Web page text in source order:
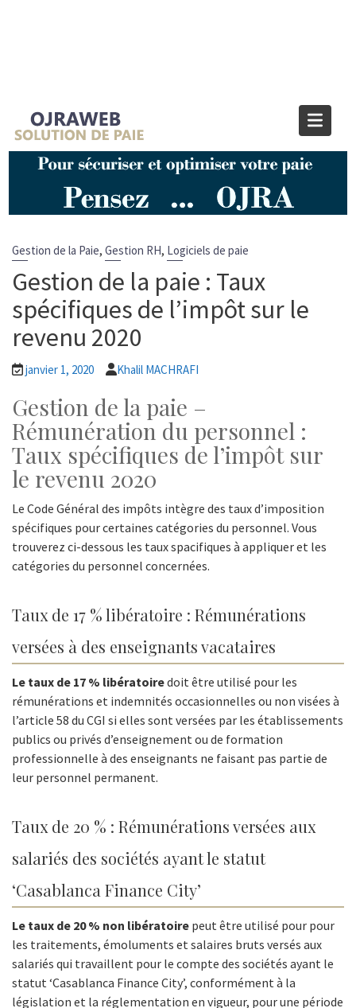
Blog OJRAWEB | Blog Paie et RH
Home
Gestion RH
2020
Gestion de la Paie, Gestion RH, Logiciels de paie
Gestion de la paie : Taux
spécifiques de l’impôt sur le
revenu 2020
janvier 1, 2020 Khalil MACHRAFI
Gestion de la paie –
Rémunération du personnel :
Taux spécifiques de l’impôt sur
le revenu 2020
Le Code Général des impôts intègre des taux d’imposition
spécifiques pour certaines catégories du personnel. Vous
trouverez ci-dessous les taux spacifiques à appliquer et les
catégories du personnel concernées.
Taux de 17 % libératoire : Rémunérations
versées à des enseignants vacataires
Le taux de 17 % libératoiredoit être utilisé pour les
rémunérations et indemnités occasionnelles ou non visées à
l’article 58 du CGI si elles sont versées par les établissements
publics ou privés d’enseignement ou de formation
professionnelle à des enseignants ne faisant pas partie de
leur personnel permanent.
Taux de 20 % : Rémunérations versées aux
salariés des sociétés ayant le statut
‘Casablanca Finance City’
Le taux de 20 % non libératoire peut être utilisé pour pour
les traitements, émoluments et salaires bruts versés aux
salariés qui travaillent pour le compte des sociétés ayant le
statut ‘Casablanca Finance City’, conformément à la
législation et la réglementation en vigueur, pour une période